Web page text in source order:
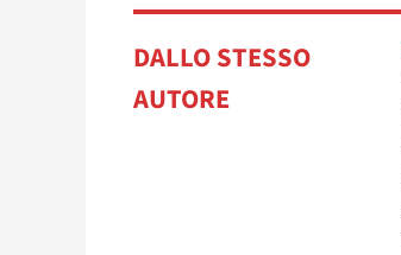
DALLO STESSO
AUTORE